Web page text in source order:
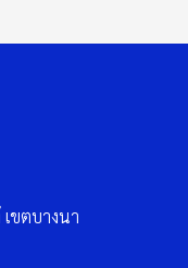
ขตบางนา